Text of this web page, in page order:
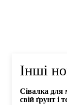
Інші
Сівалка для
свій ґрунт і